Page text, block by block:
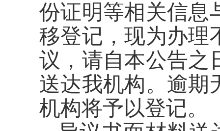
份证明等相关信息
移登记，现为办理
议，请自本公告之
送达我机构。逾期
机构将予以登记。